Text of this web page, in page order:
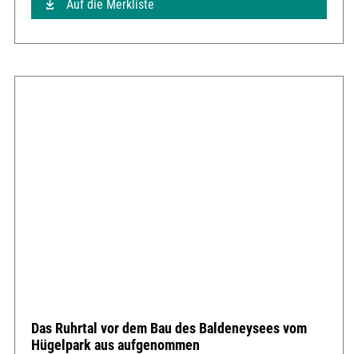
Auf die Merkliste
Das Ruhrtal vor dem Bau des Baldeneysees vom
Hügelpark aus aufgenommen